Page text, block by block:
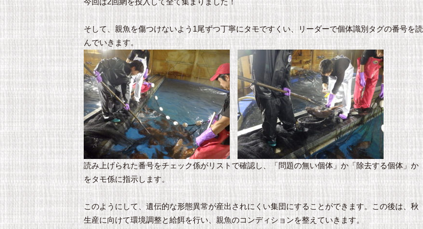
今回は2回網を投入して全て集まりました！
そして、親魚を傷つけないよう1尾ずつ丁寧にタモですくい、リーダーで個体識別タグの番号を読
んでいきます。
読み上げられた番号をチェック係がリストで確認し、「問題の無い個体」か「除去する個体」か
をタモ係に指示します。
このようにして、遺伝的な形態異常が産出されにくい集団にすることができます。この後は、秋
生産に向けて環境調整と給餌を行い、親魚のコンディションを整えていきます。